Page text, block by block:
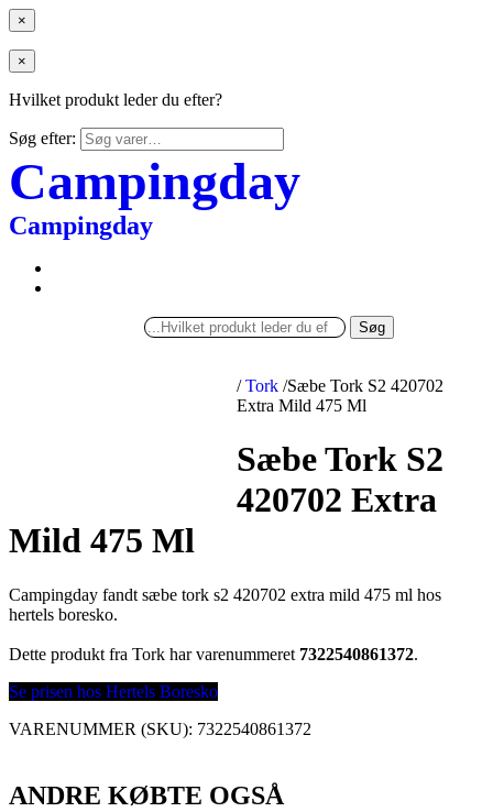
×
×
Hvilket produkt leder du efter?
Søg efter:
Campingday
Campingday
Søg
/ Tork /Sæbe Tork S2 420702
Extra Mild 475 Ml
Sæbe Tork S2
420702 Extra
Mild 475 Ml
Campingday fandt sæbe tork s2 420702 extra mild 475 ml hos
hertels boresko.
Dette produkt fra Tork har varenummeret 7322540861372.
Se prisen hos Hertels Boresko
VARENUMMER (SKU): 7322540861372
ANDRE KØBTE OGSÅ